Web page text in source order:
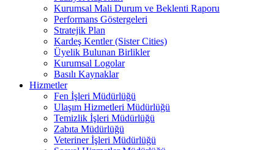
Kurumsal Mali Durum ve Beklenti Raporu
Performans Göstergeleri
Stratejik Plan
Kardeş Kentler (Sister Cities)
Üyelik Bulunan Birlikler
Kurumsal Logolar
Basılı Kaynaklar
Hizmetler
Fen İşleri Müdürlüğü
Ulaşım Hizmetleri Müdürlüğü
Temizlik İşleri Müdürlüğü
Zabıta Müdürlüğü
Veteriner İşleri Müdürlüğü